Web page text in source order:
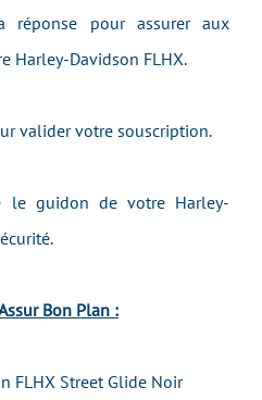
pour assurer aux
Harley-Davidson FLHX.
valider votre souscription.
le guidon de votre Harley-
Bon Plan :
FLHX Street Glide Noir